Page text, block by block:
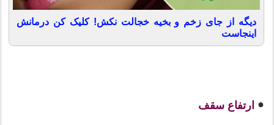
دیگه از جای زخم و بخیه خجالت نکش! کلیک کن درمانش
اینجاست
● ارتفاع سقف